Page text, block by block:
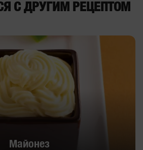
С ДРУГИМ РЕЦЕПТОМ
Майонез